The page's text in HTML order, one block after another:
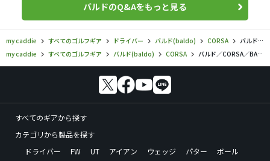
バルドのQ&Aをもっと見る
my caddie すべてのゴルフギア ドライバー バルド(baldo) CORSA
バルド／CORSA／BALDO CORSA BRASSEYの口コミ評価
my caddie
すべてのゴルフギア バルド(baldo) CORSA バルド／CORSA／BALDO CORSA BRASSEYの口コミ評価
すべてのギアから探す
カテゴリから製品を探す
ドライバー
FW UT アイアン ウェッジ パター
ボール